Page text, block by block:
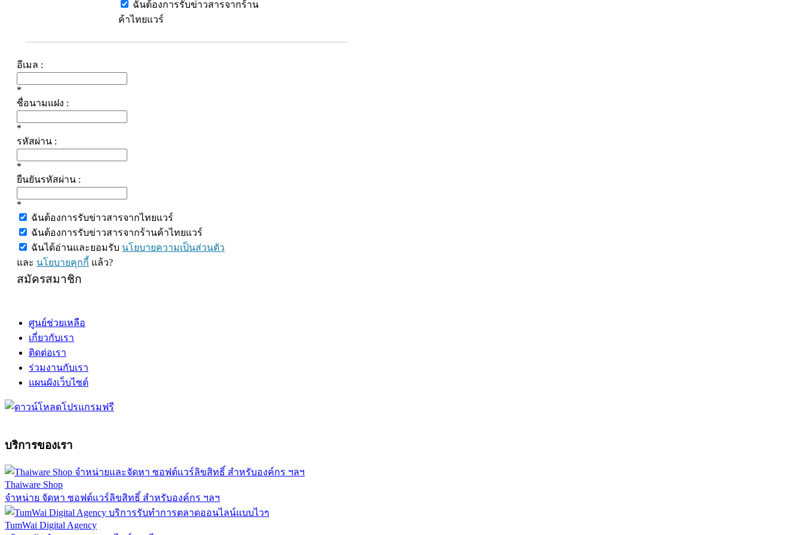
ฉันต้องการรับข่าวสารจากร้าน
ค้าไทยแวร์
อีเมล :
*
ชื่อนามแฝง :
*
รหัสผ่าน :
*
ยืนยันรหัสผ่าน :
*
ฉันต้องการรับข่าวสารจากไทยแวร์
ฉันต้องการรับข่าวสารจากร้านค้าไทยแวร์
ฉันได้อ่านและยอมรับ นโยบายความเป็นส่วนตัว
และ นโยบายคุกกี้ แล้ว?
สมัครสมาชิก
ศูนย์ช่วยเหลือ
เกี่ยวกับเรา
ติดต่อเรา
ร่วมงานกับเรา
แผนผังเว็บไซต์
บริการของเรา
Thaiware Shop
จำหน่าย จัดหา ซอฟต์แวร์ลิขสิทธิ์ สำหรับองค์กร ฯลฯ
TumWai Digital Agency